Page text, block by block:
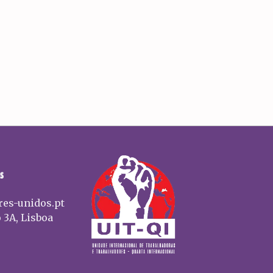
unidos.pt
3A, Lisboa